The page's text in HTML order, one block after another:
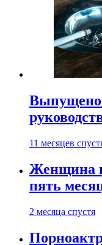
Выпущено
11 месяцев
Женщина
пять
2 месяца спустя